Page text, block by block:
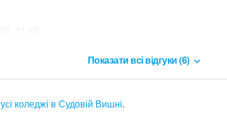
Показати всі відгуки (6)
усі коледжі в Судовій Вишні.